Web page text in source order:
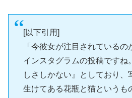
[以下引用]
「今彼女が注目されている
インスタグラムの投稿ですね
しさしかない』としており、
生けてある花瓶と猫というも